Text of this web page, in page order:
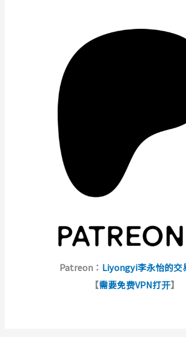
Patreon： Liyongyi李永怡的交
【需要免费VPN打开】